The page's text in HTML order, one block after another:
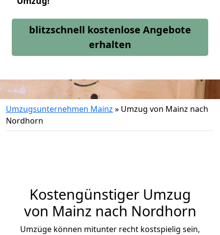
blitzschnell kostenlose Angebote
erhalten
Umzugsunternehmen Mainz » Umzug von Mainz nach
Nordhorn
Kostengünstiger Umzug
von Mainz nach Nordhorn
Umzüge können mitunter recht kostspielig sein,